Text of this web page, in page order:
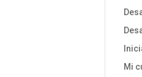
Mi